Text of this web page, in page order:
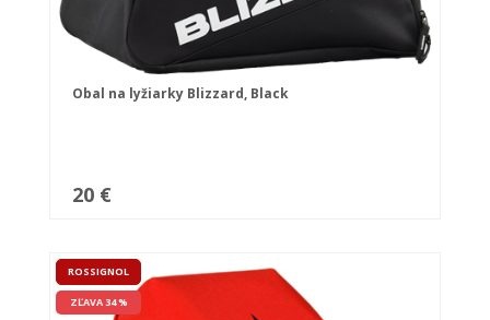
Obal na lyžiarky Blizzard, Black
20 €
ROSSIGNOL
ZĽAVA 34 %